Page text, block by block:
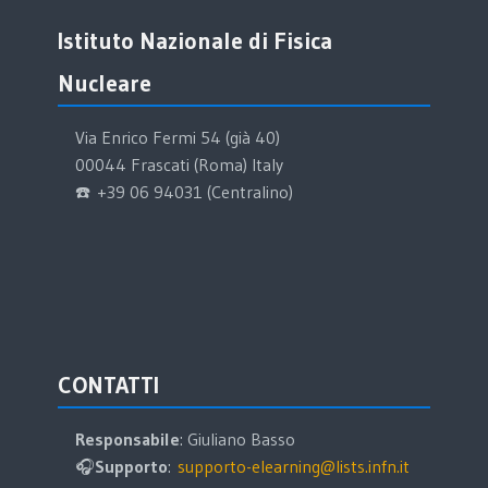
Istituto Nazionale di Fisica
Nucleare
Via Enrico Fermi 54 (già 40)
00044 Frascati (Roma) Italy
☎️ +39 06 94031 (Centralino)
CONTATTI
Responsabile: Giuliano Basso
🎧Supporto: supporto-elearning@lists.infn.it